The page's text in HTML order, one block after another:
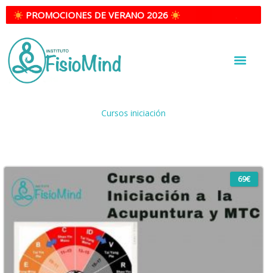
contenido
PROMOCIONES DE VERANO 2026
Cursos iniciación
69€